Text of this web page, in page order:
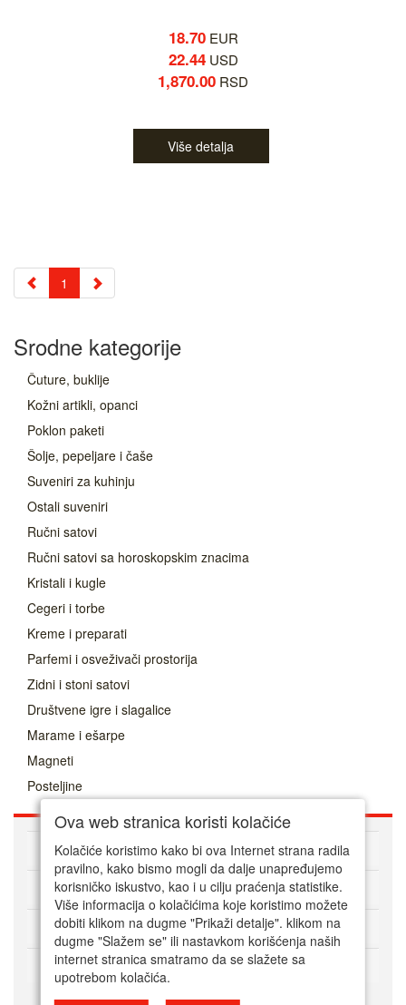
18.70EUR
22.44USD
1,870.00 RSD
Više detalja
1
Srodne kategorije
Čuture, buklije
Kožni artikli, opanci
Poklon paketi
Šolje, pepeljare i čaše
Suveniri za kuhinju
Ostali suveniri
Ručni satovi
Ručni satovi sa horoskopskim znacima
Kristali i kugle
Cegeri i torbe
Kreme i preparati
Parfemi i osveživači prostorija
Zidni i stoni satovi
Društvene igre i slagalice
Marame i ešarpe
Magneti
Posteljine
O nama
Kako kupovati online
Korisnički servis
Način plaćanja
Ova web stranica koristi kolačiće
Kolačiće koristimo kako bi ova Internet strana radila
pravilno, kako bismo mogli da dalje unapređujemo
korisničko iskustvo, kao i u cilju praćenja statistike.
Više informacija o kolačićima koje koristimo možete
dobiti klikom na dugme "Prikaži detalje". klikom na
dugme "Slažem se" ili nastavkom korišćenja naših
internet stranica smatramo da se slažete sa
upotrebom kolačića.